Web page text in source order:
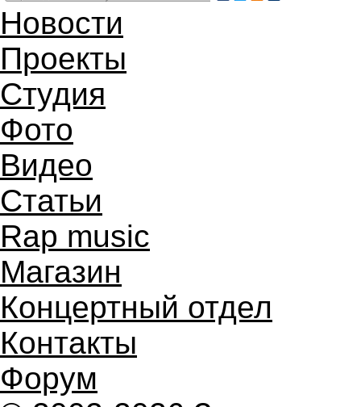
Новости
Проекты
Студия
Фото
Видео
Статьи
Rap music
Магазин
Концертный отдел
Контакты
Форум